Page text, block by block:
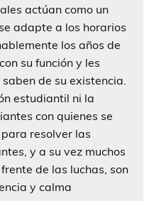
actúan como un
adapte a los horarios
los años de
su función y les
de su existencia.
estudiantil ni la
con quienes se
resolver las
y a su vez muchos
de las luchas, son
y calma